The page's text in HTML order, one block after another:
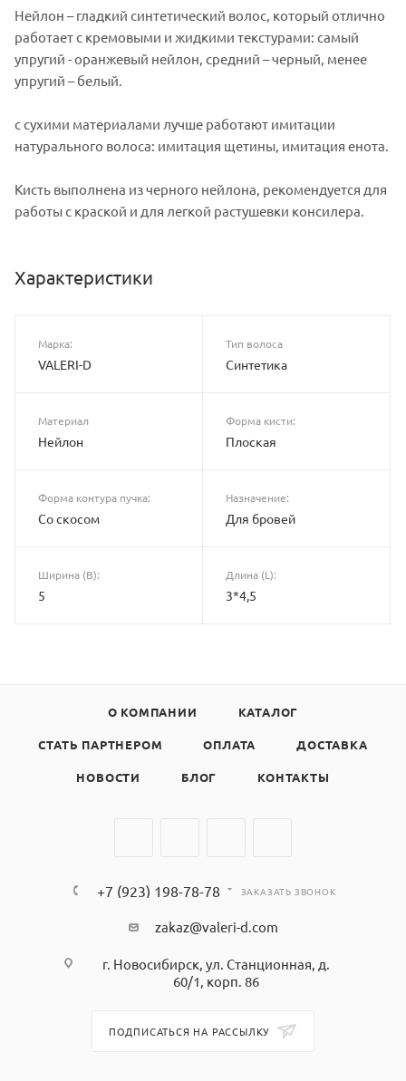
Нейлон – гладкий синтетический волос, который отлично
работает с кремовыми и жидкими текстурами: самый
упругий - оранжевый нейлон, средний – черный, менее
упругий – белый.
с сухими материалами лучше работают имитации
натурального волоса: имитация щетины, имитация енота.
Кисть выполнена из черного нейлона, рекомендуется для
работы с краской и для легкой растушевки консилера.
Характеристики
Марка:
VALERI-D
Тип волоса
Синтетика
Материал
Нейлон
Форма кисти:
Плоская
Форма контура пучка:
Со скосом
Назначение:
Для бровей
Ширина (B):
5
Длина (L):
3*4,5
О КОМПАНИИ КАТАЛОГ
СТАТЬ ПАРТНЕРОМ ОПЛАТА ДОСТАВКА
НОВОСТИ БЛОГ КОНТАКТЫ
+7 (923) 198-78-78 ЗАКАЗАТЬ ЗВОНОК
zakaz@valeri-d.com
г. Новосибирск, ул. Станционная, д.
60/1, корп. 86
ПОДПИСАТЬСЯ НА РАССЫЛКУ